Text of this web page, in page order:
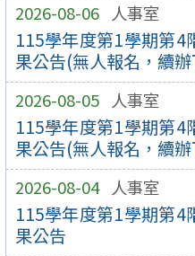
2026-08-06 人事室
115學年度第1學期第4
果公告(無人報名，續
2026-08-05 人事室
115學年度第1學期第4
果公告(無人報名，續
2026-08-04 人事室
115學年度第1學期第4
果公告